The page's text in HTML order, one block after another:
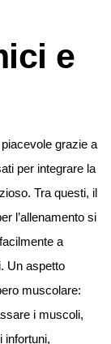
e
grazie a
per integrare la
Tra questi, il
l’allenamento si
a
Un aspetto
muscolare:
i muscoli,
infortuni,